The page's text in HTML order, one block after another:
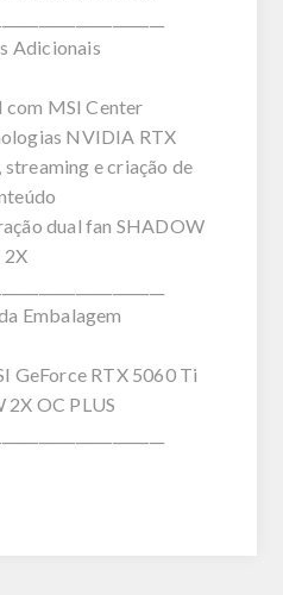
Adicionais
com MSI Center
NVIDIA RTX
streaming e criação de
dual fan SHADOW
2X
Embalagem
GeForce RTX 5060 Ti
2X OC PLUS